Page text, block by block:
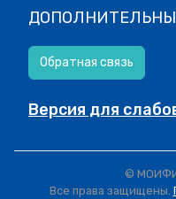
Обратная связь
Версия для
©
Все права защищены.